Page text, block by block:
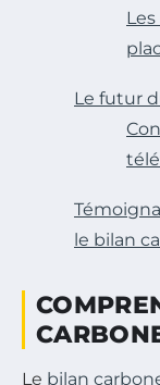
Le futur
le bilan
Le bilan